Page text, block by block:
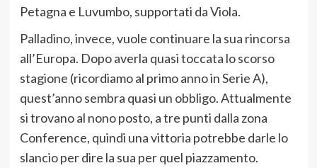
Petagna e Luvumbo, supportati da Viola.
Palladino, invece, vuole continuare la sua rincorsa
all’Europa. Dopo averla quasi toccata lo scorso
stagione (ricordiamo al primo anno in Serie A),
quest’anno sembra quasi un obbligo. Attualmente
si trovano al nono posto, a tre punti dalla zona
Conference, quindi una vittoria potrebbe darle lo
slancio per dire la sua per quel piazzamento.